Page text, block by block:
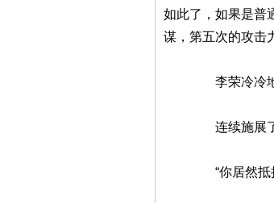
如此了，如果是普
谋，第五次的攻击
李荣冷冷地扫了
连续施展了五
“你居然抵挡住